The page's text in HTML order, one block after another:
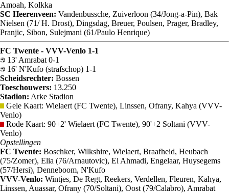
Amoah, Kolkka
SC Heerenveen: Vandenbussche, Zuiverloon (34/Jong-a-Pin), Bak
Nielsen (71/ H. Drost), Dingsdag, Breuer, Poulsen, Prager, Bradley,
Pranjic, Sibon, Sulejmani (61/Paulo Henrique)
FC Twente - VVV-Venlo 1-1
13' Amrabat 0-1
16' N'Kufo (strafschop) 1-1
Scheidsrechter: Bossen
Toeschouwers: 13.250
Stadion: Arke Stadion
Gele Kaart: Wielaert (FC Twente), Linssen, Ofrany, Kahya (VVV-
Venlo)
Rode Kaart: 90+2' Wielaert (FC Twente), 90'+2 Soltani (VVV-
Venlo)
Opstellingen
FC Twente: Boschker, Wilkshire, Wielaert, Braafheid, Heubach
(75/Zomer), Elia (76/Arnautovic), El Ahmadi, Engelaar, Huysegems
(57/Hersi), Denneboom, N'Kufo
VVV-Venlo: Wintjes, De Regt, Reekers, Verdellen, Fleuren, Kahya,
Linssen, Auassar, Ofrany (70/Soltani), Oost (79/Calabro), Amrabat